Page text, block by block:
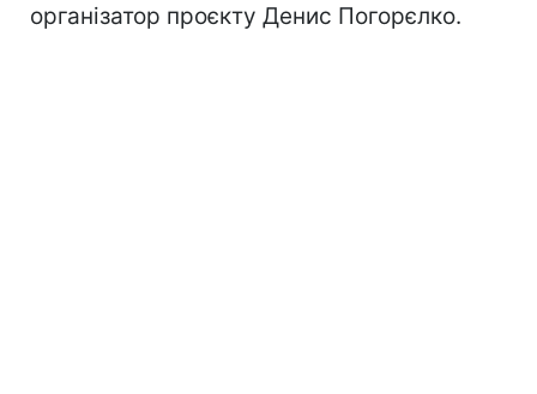
організатор проєкту Денис Погорєлко.